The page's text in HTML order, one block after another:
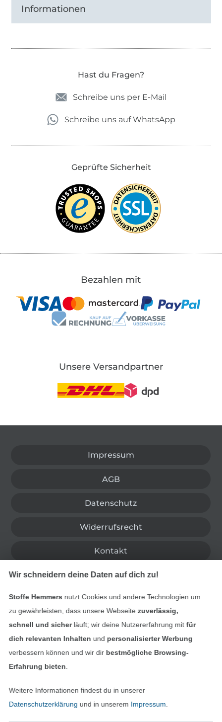
Informationen
Hast du Fragen?
Schreibe uns per E-Mail
Schreibe uns auf WhatsApp
Geprüfte Sicherheit
Bezahlen mit
Unsere Versandpartner
Impressum
AGB
Datenschutz
Widerrufsrecht
Kontakt
Bestellung widerrufen
Finde mehr Inspiration
Wir schneidern deine Daten auf dich zu!
Stoffe Hemmers nutzt Cookies und andere Technologien um
zu gewährleisten, dass unsere Webseite zuverlässig,
schnell und sicherläuft; wir deine Nutzererfahrung mitfür
dich relevanten Inhalten und personalisierter Werbung
verbessern können und wir dir bestmögliche Browsing-
Erfahrung bieten
Weitere Informationen findest du in unserer
Datenschutzerklärung und in unserem Impressum